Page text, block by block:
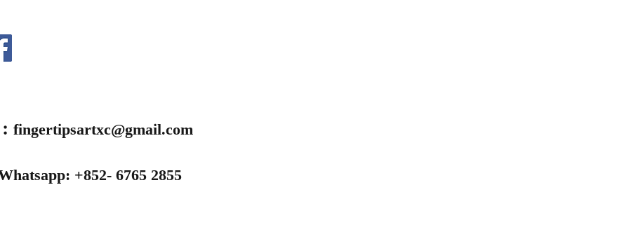
fingertipsartxc@gmail.com
+852- 6765 2855